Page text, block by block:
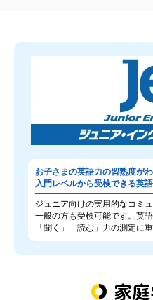
お子さまの英語力の習熟度がわ
入門レベルから受検できる英
ジュニア向けの実用的なコミ
一般の方も受検可能です。英
「聞く」「読む」力の測定に